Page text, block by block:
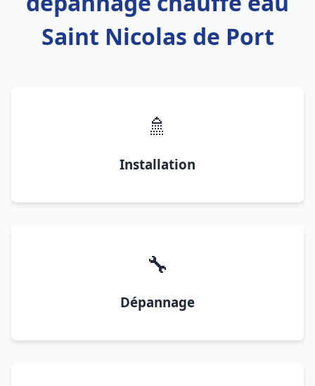
Saint Nicolas de Port
🚿
Installation
🔧
Dépannage